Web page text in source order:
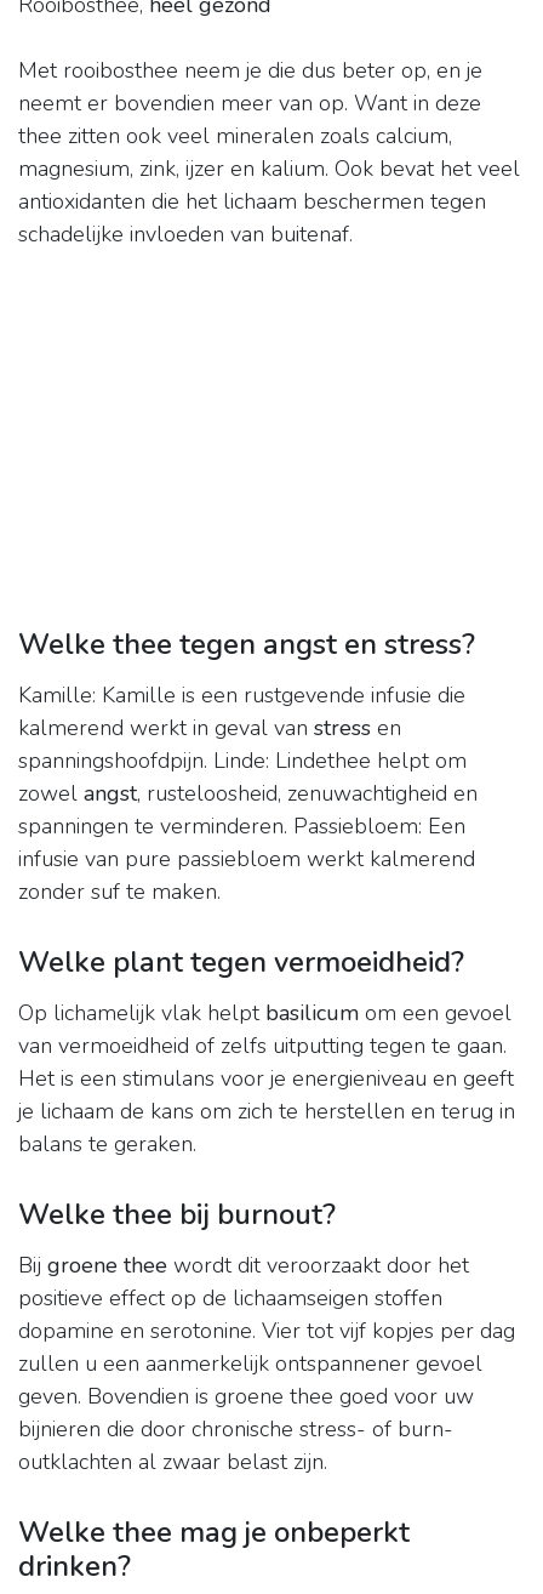
Met rooibosthee neem je die dus beter op, en je
neemt er bovendien meer van op. Want in deze
thee zitten ook veel mineralen zoals calcium,
magnesium, zink, ijzer en kalium. Ook bevat het veel
antioxidanten die het lichaam beschermen tegen
schadelijke invloeden van buitenaf.
Welke thee tegen angst en stress?
Kamille: Kamille is een rustgevende infusie die
kalmerend werkt in geval van stress en
spanningshoofdpijn. Linde: Lindethee helpt om
zowel angst, rusteloosheid, zenuwachtigheid en
spanningen te verminderen. Passiebloem: Een
infusie van pure passiebloem werkt kalmerend
zonder suf te maken.
Welke plant tegen vermoeidheid?
Op lichamelijk vlak helpt basilicum om een gevoel
van vermoeidheid of zelfs uitputting tegen te gaan.
Het is een stimulans voor je energieniveau en geeft
je lichaam de kans om zich te herstellen en terug in
balans te geraken.
Welke thee bij burnout?
Bij groene thee wordt dit veroorzaakt door het
positieve effect op de lichaamseigen stoffen
dopamine en serotonine. Vier tot vijf kopjes per dag
zullen u een aanmerkelijk ontspannener gevoel
geven. Bovendien is groene thee goed voor uw
bijnieren die door chronische stress- of burn-
outklachten al zwaar belast zijn.
Welke thee mag je onbeperkt
drinken?